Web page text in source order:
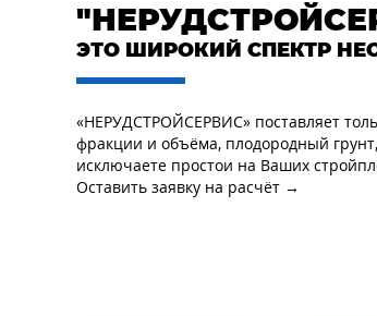
ЭТО ШИРОКИЙ СПЕКТР
«НЕРУДСТРОЙСЕРВИС» поставляет
фракции и объёма, плодородный
исключаете простои на Ваших
Оставить заявку на расчёт →